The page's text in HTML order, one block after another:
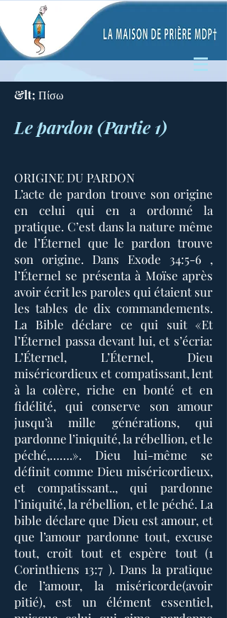
&lt; Πίσω
Le pardon (Partie 1)
ORIGINE DU PARDON
L’acte de pardon trouve son origine
en celui qui en a ordonné la
pratique. C’est dans la nature même
de l’Éternel que le pardon trouve
son origine. Dans Exode 34:5-6 ,
l’Éternel se présenta à Moïse après
avoir écrit les paroles qui étaient sur
les tables de dix commandements.
La Bible déclare ce qui suit «Et
l’Éternel passa devant lui, et s’écria:
L’Éternel, L’Éternel, Dieu
miséricordieux et compatissant, lent
à la colère, riche en bonté et en
fidélité, qui conserve son amour
jusqu’à mille générations, qui
pardonne l’iniquité, la rébellion, et le
péché,…….». Dieu lui-même se
définit comme Dieu miséricordieux,
et compatissant.., qui pardonne
l’iniquité, la rébellion, et le péché. La
bible déclare que Dieu est amour, et
que l’amour pardonne tout, excuse
tout, croit tout et espère tout (1
Corinthiens 13:7 ). Dans la pratique
de l’amour, la miséricorde(avoir
pitié), est un élément essentiel,